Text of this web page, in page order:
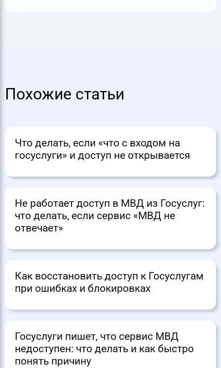
Похожие статьи
Что делать, если «что с входом на
госуслуги» и доступ не открывается
Не работает доступ в МВД из Госуслуг:
что делать, если сервис «МВД не
отвечает»
Как восстановить доступ к Госуслугам
при ошибках и блокировках
Госуслуги пишет, что сервис МВД
недоступен: что делать и как быстро
понять причину